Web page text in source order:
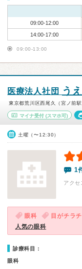
09:00-12:00
14:00-17:00
09:00-13:00
医療法人社団 う
東京都荒川区西尾久（宮ノ前
マイナ受付 (スマホ可)
土曜（〜12:30）
1
アク
眼科 目がチラ
人気の眼科
診療科目：
眼科